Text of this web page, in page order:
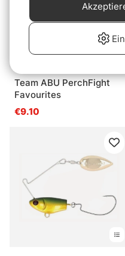
Team ABU PerchFight
Favourites
€9.10